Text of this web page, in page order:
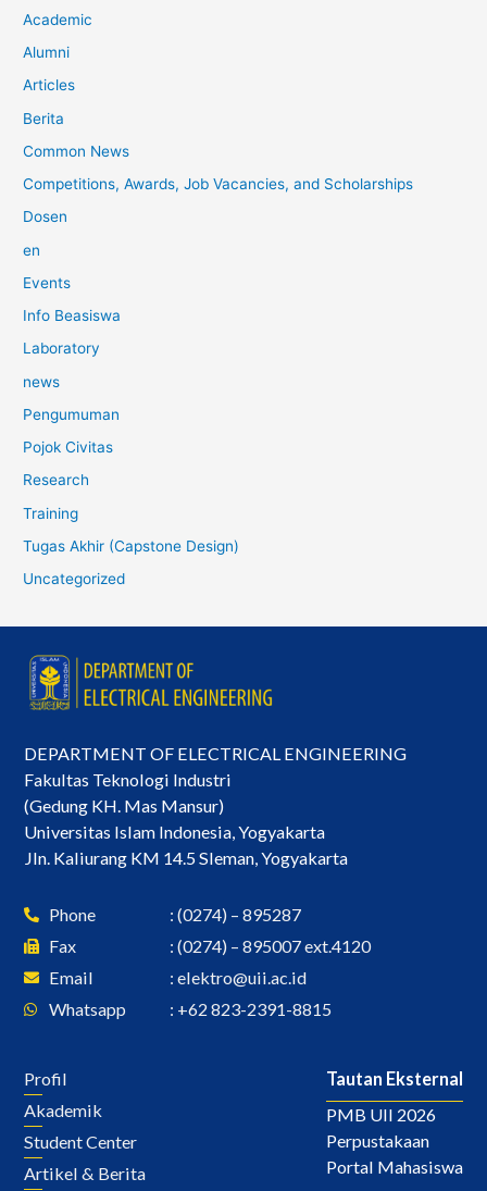
Academic
Alumni
Articles
Berita
Common News
Competitions, Awards, Job Vacancies, and Scholarships
Dosen
en
Events
Info Beasiswa
Laboratory
news
Pengumuman
Pojok Civitas
Research
Training
Tugas Akhir (Capstone Design)
Uncategorized
DEPARTMENT OF ELECTRICAL ENGINEERING
Fakultas Teknologi Industri
(Gedung KH. Mas Mansur)
Universitas Islam Indonesia, Yogyakarta
Jln. Kaliurang KM 14.5 Sleman, Yogyakarta
Phone
Fax
Email
Whatsapp
: (0274) – 895287
: (0274) – 895007 ext.4120
: elektro@uii.ac.id
: +62 823-2391-8815
Profil
Akademik
Student Center
Artikel & Berita
Tautan Eksternal
PMB UII 2026
Perpustakaan
Portal Mahasiswa